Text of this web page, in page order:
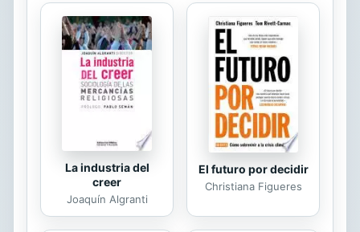
violencia y el mantenimiento de los
valores de libertad y tolerancia,
cuando se plantean la mayoría de las
preguntas legales, morales y
políticas fundamentales. El presente
libro arroja nueva luz sobre este...
La industria del
creer
Joaquín Algranti
El futuro por decidir
Christiana Figueres